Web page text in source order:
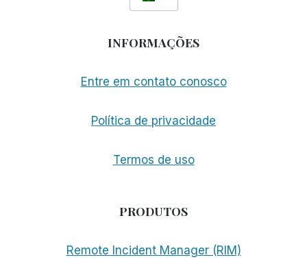
INFORMAÇÕES
Entre em contato conosco
Política de privacidade
Termos de uso
PRODUTOS
Remote Incident Manager (RIM)